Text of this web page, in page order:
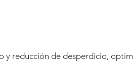
reducción de desperdicio,